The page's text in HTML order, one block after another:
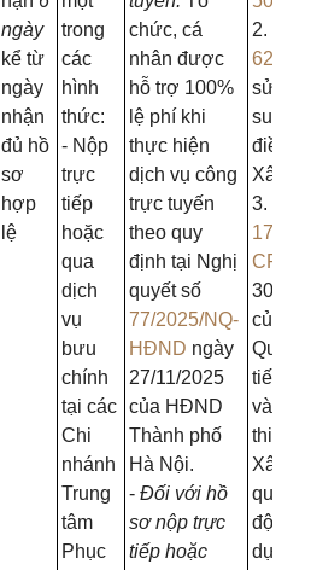
ngày
kể từ
ngày
nhận
đủ hồ
sơ
hợp
lệ
trong
các
hình
thức:
- Nộp
trực
tiếp
hoặc
qua
dịch
vụ
bưu
chính
tại các
Chi
nhánh
Trung
tâm
Phục
chức, cá
nhân được
hỗ trợ 100%
lệ phí khi
thực hiện
dịch vụ công
trực tuyến
theo quy
định tại Nghị
quyết số
77/2025/NQ-
HĐND ngày
27/11/2025
của HĐND
Thành phố
Hà Nội.
- Đối với hồ
sơ nộp trực
tiếp hoặc
2.
62/
sửa
sung
điều
Xây
3.
175/
CP
30/12/
của
Quy
tiết
và
thi
Xây
quản
động
dựng.